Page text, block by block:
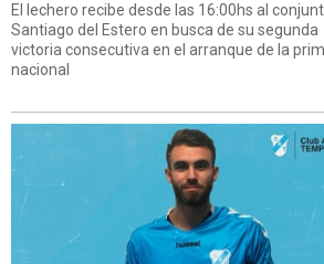
El lechero recibe desde las 16:00hs al
Santiago del Estero en busca de su segunda
victoria consecutiva en el arranque de la
nacional